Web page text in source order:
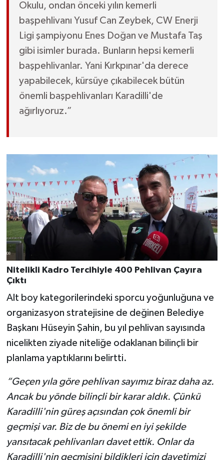
Okulu, ondan önceki yılın kemerli
başpehlivanı Yusuf Can Zeybek, CW Enerji
Ligi şampiyonu Enes Doğan ve Mustafa Taş
gibi isimler burada. Bunların hepsi kemerli
başpehlivanlar. Yani Kırkpınar'da derece
yapabilecek, kürsüye çıkabilecek bütün
önemli başpehlivanları Karadilli'de
ağırlıyoruz.”
Nitelikli Kadro Tercihiyle 400 Pehlivan Çayıra
Çıktı
Alt boy kategorilerindeki sporcu yoğunluğuna ve
organizasyon stratejisine de değinen Belediye
Başkanı Hüseyin Şahin, bu yıl pehlivan sayısında
nicelikten ziyade niteliğe odaklanan bilinçli bir
planlama yaptıklarını belirtti.
“Geçen yıla göre pehlivan sayımız biraz daha az.
Ancak bu yönde bilinçli bir karar aldık. Çünkü
Karadilli'nin güreş açısından çok önemli bir
geçmişi var. Biz de bu önemi en iyi şekilde
yansıtacak pehlivanları davet ettik. Onlar da
Karadilli'nin geçmişini bildikleri için davetimizi